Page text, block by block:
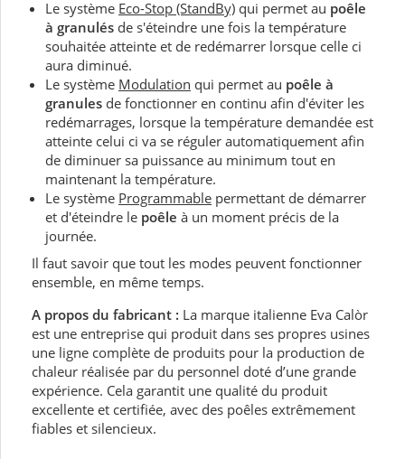
Le système Eco-Stop (StandBy) qui permet au poêle
à granulés de s'éteindre une fois la température
souhaitée atteinte et de redémarrer lorsque celle ci
aura diminué.
Le système Modulation qui permet au poêle à
granules de fonctionner en continu afin d'éviter les
redémarrages, lorsque la température demandée est
atteinte celui ci va se réguler automatiquement afin
de diminuer sa puissance au minimum tout en
maintenant la température.
Le système Programmable permettant de démarrer
et d'éteindre le poêle à un moment précis de la
journée.
Il faut savoir que tout les modes peuvent fonctionner
ensemble, en même temps.
A propos du fabricant : La marque italienne Eva Calòr
est une entreprise qui produit dans ses propres usines
une ligne complète de produits pour la production de
chaleur réalisée par du personnel doté d’une grande
expérience. Cela garantit une qualité du produit
excellente et certifiée, avec des poêles extrêmement
fiables et silencieux.